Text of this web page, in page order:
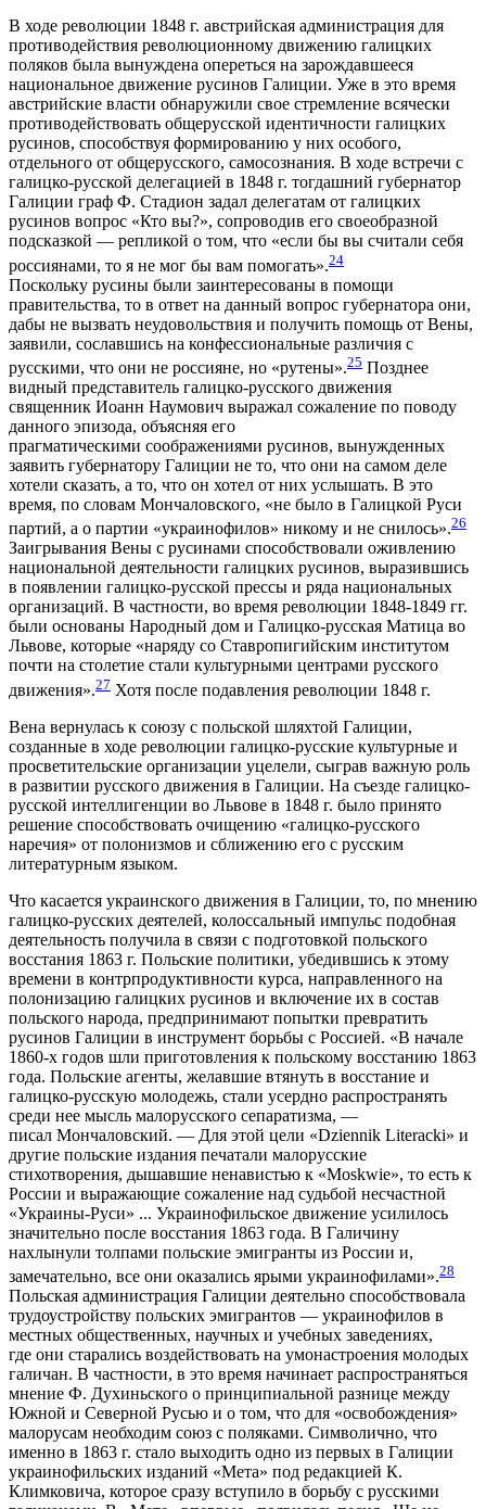
В ходе революции 1848 г. австрийская администрация для
противодействия революционному движению галицких
поляков была вынуждена опереться на зарождавшееся
национальное движение русинов Галиции. Уже в это время
австрийские власти обнаружили свое стремление всячески
противодействовать общерусской идентичности галицких
русинов, способствуя формированию у них особого,
отдельного от общерусского, самосознания. В ходе встречи с
галицко-русской делегацией в 1848 г. тогдашний губернатор
Галиции граф Ф. Стадион задал делегатам от галицких
русинов вопрос «Кто вы?», сопроводив его своеобразной
подсказкой — репликой о том, что «если бы вы считали себя
россиянами, то я не мог бы вам помогать».24
Поскольку русины были заинтересованы в помощи
правительства, то в ответ на данный вопрос губернатора они,
дабы не вызвать неудовольствия и получить помощь от Вены,
заявили, сославшись на конфессиональные различия с
русскими, что они не россияне, но «рутены».25 Позднее
видный представитель галицко-русского движения
священник Иоанн Наумович выражал сожаление по поводу
данного эпизода, объясняя его
прагматическими соображениями русинов, вынужденных
заявить губернатору Галиции не то, что они на самом деле
хотели сказать, а то, что он хотел от них услышать. В это
время, по словам Мончаловского, «не было в Галицкой Руси
партий, а о партии «украинофилов» никому и не снилось».26
Заигрывания Вены с русинами способствовали оживлению
национальной деятельности галицких русинов, выразившись
в появлении галицко-русской прессы и ряда национальных
организаций. В частности, во время революции 1848-1849 гг.
были основаны Народный дом и Галицко-русская Матица во
Львове, которые «наряду со Ставропигийским институтом
почти на столетие стали культурными центрами русского
движения».27 Хотя после подавления революции 1848 г.
Вена вернулась к союзу с польской шляхтой Галиции,
созданные в ходе революции галицко-русские культурные и
просветительские организации уцелели, сыграв важную роль
в развитии русского движения в Галиции. На съезде галицко-
русской интеллигенции во Львове в 1848 г. было принято
решение способствовать очищению «галицко-русского
наречия» от полонизмов и сближению его с русским
литературным языком.
Что касается украинского движения в Галиции, то, по мнению
галицко-русских деятелей, колоссальный импульс подобная
деятельность получила в связи с подготовкой польского
восстания 1863 г. Польские политики, убедившись к этому
времени в контрпродуктивности курса, направленного на
полонизацию галицких русинов и включение их в состав
польского народа, предпринимают попытки превратить
русинов Галиции в инструмент борьбы с Россией. «В начале
1860-х годов шли приготовления к польскому восстанию 1863
года. Польские агенты, желавшие втянуть в восстание и
галицко-русскую молодежь, стали усердно распространять
среди нее мысль малорусского сепаратизма, —
писал Мончаловский. — Для этой цели «Dziennik Literacki» и
другие польские издания печатали малорусские
стихотворения, дышавшие ненавистью к «Moskwie», то есть к
России и выражающие сожаление над судьбой несчастной
«Украины-Руси» ... Украинофильское движение усилилось
значительно после восстания 1863 года. В Галичину
нахлынули толпами польские эмигранты из России и,
замечательно, все они оказались ярыми украинофилами».28
Польская администрация Галиции деятельно способствовала
трудоустройству польских эмигрантов — украинофилов в
местных общественных, научных и учебных заведениях,
где они старались воздействовать на умонастроения молодых
галичан. В частности, в это время начинает распространяться
мнение Ф. Духиньского о принципиальной разнице между
Южной и Северной Русью и о том, что для «освобождения»
малорусам необходим союз с поляками. Символично, что
именно в 1863 г. стало выходить одно из первых в Галиции
украинофильских изданий «Мета» под редакцией К.
Климковича, которое сразу вступило в борьбу с русскими